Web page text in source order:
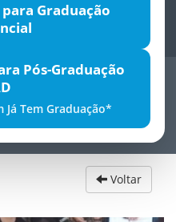
Graduação
Pós-Graduação
Tem Graduação*
da Escola
Voltar